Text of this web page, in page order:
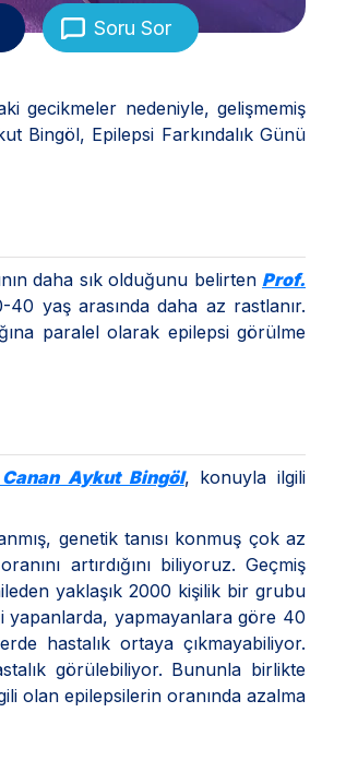
Soru Sor
gecikmeler nedeniyle, gelişmemiş
Bingöl, Epilepsi Farkındalık Günü
daha sık olduğunu belirten Prof.
yaş arasında daha az rastlanır.
paralel olarak epilepsi görülme
Aykut Bingöl, konuyla ilgili
genetik tanısı konmuş çok az
artırdığını biliyoruz. Geçmiş
yaklaşık 2000 kişilik bir grubu
yapanlarda, yapmayanlara göre 40
hastalık ortaya çıkmayabiliyor.
görülebiliyor. Bununla birlikte
olan epilepsilerin oranında azalma